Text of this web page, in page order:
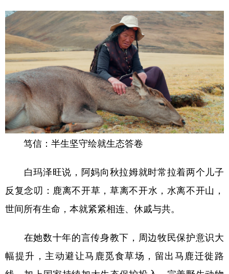
笃信：半生坚守绘就生态答卷
白玛泽旺说，阿妈向秋拉姆就时常拉着两个儿子
反复念叨：鹿离不开草，草离不开水，水离不开山，
世间所有生命，本就紧紧相连、休戚与共。
在她数十年的言传身教下，周边牧民保护意识大
幅提升，主动避让马鹿觅食草场，留出马鹿迁徙路